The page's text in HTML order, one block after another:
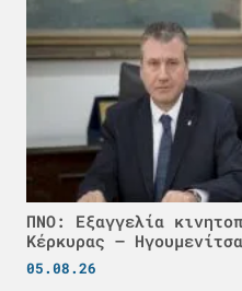
ΠΝΟ: Εξαγγελία
Κέρκυρας –
05.08.26